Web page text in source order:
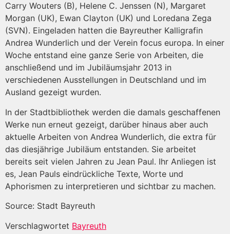
Carry Wouters (B), Helene C. Jenssen (N), Margaret
Morgan (UK), Ewan Clayton (UK) und Loredana Zega
(SVN). Eingeladen hatten die Bayreuther Kalligrafin
Andrea Wunderlich und der Verein focus europa. In einer
Woche entstand eine ganze Serie von Arbeiten, die
anschließend und im Jubiläumsjahr 2013 in
verschiedenen Ausstellungen in Deutschland und im
Ausland gezeigt wurden.
In der Stadtbibliothek werden die damals geschaffenen
Werke nun erneut gezeigt, darüber hinaus aber auch
aktuelle Arbeiten von Andrea Wunderlich, die extra für
das diesjährige Jubiläum entstanden. Sie arbeitet
bereits seit vielen Jahren zu Jean Paul. Ihr Anliegen ist
es, Jean Pauls eindrückliche Texte, Worte und
Aphorismen zu interpretieren und sichtbar zu machen.
Source: Stadt Bayreuth
Verschlagwortet Bayreuth